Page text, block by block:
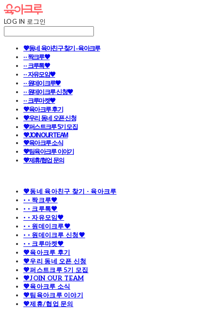
LOG IN 로그인
💖동네 육아친구 찾기 - 육아크루
· · 짝크루🧡
· · 크루톡🧡
· · 자유모임🧡
· · 원데이크루🧡
· · 원데이크루 신청🧡
· · 크루마켓🧡
💖육아크루 후기
💖우리 동네 오픈 신청
💖퍼스트크루 5기 모집
💖JOIN OUR TEAM
💖육아크루 소식
💖팀육아크루 이야기
💖제휴/협업 문의
💖동네 육아친구 찾기 - 육아크루
· · 짝크루🧡
· · 크루톡🧡
· · 자유모임🧡
· · 원데이크루🧡
· · 원데이크루 신청🧡
· · 크루마켓🧡
💖육아크루 후기
💖우리 동네 오픈 신청
💖퍼스트크루 5기 모집
💖JOIN OUR TEAM
💖육아크루 소식
💖팀육아크루 이야기
💖제휴/협업 문의